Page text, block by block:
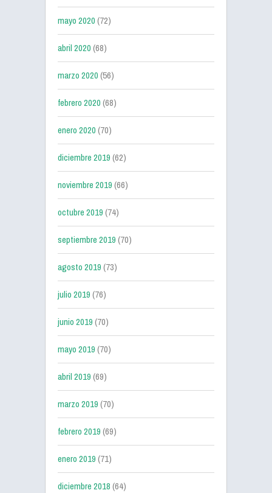
mayo 2020(72)
abril 2020(68)
marzo 2020(56)
febrero 2020(68)
enero 2020(70)
diciembre 2019(62)
noviembre 2019(66)
octubre 2019(74)
septiembre 2019(70)
agosto 2019(73)
julio 2019(76)
junio 2019(70)
mayo 2019(70)
abril 2019(69)
marzo 2019(70)
febrero 2019(69)
enero 2019(71)
diciembre 2018(64)